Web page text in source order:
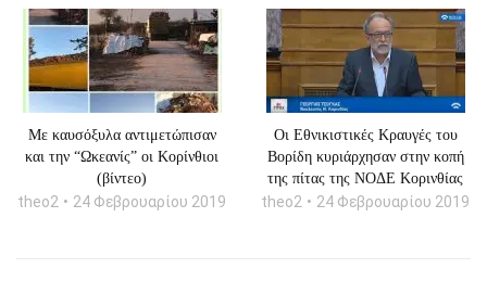
Με καυσόξυλα αντιμετώπισαν
και την “Ωκεανίς” οι Κορίνθιοι
(βίντεο)
theo2 24 Φεβρουαρίου 2019
Οι Εθνικιστικές Κραυγές του
Βορίδη κυριάρχησαν στην κοπή
της πίτας της ΝΟΔΕ Κορινθίας
theo2 24 Φεβρουαρίου 2019